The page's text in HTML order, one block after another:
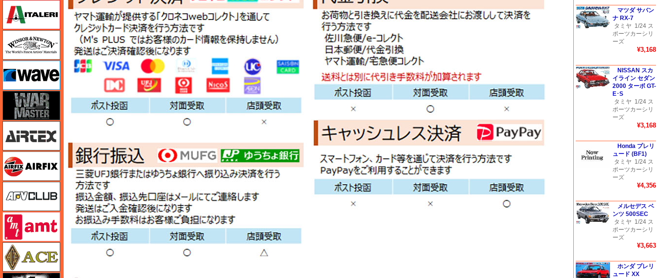
マツダ サバン
ナ RX-7
タミヤ 1/24 ス
ポーツカーシリ
ーズ
¥3,168
NISSAN スカ
イライン セダン
2000 ターボ GT-
E･S
タミヤ 1/24 ス
ポーツカーシリ
ーズ
¥3,168
Honda プレリ
ュード (BF1)
タミヤ 1/24 ス
ポーツカーシリ
ーズ
¥4,356
メルセデス ベ
ンツ 500SEC
タミヤ 1/24 ス
ポーツカーシリ
ーズ
¥3,663
ホンダ プレリ
ュード XX
イタレリ
ウインザー＆ニュートン
ウェーブ
ウォーマスターズ
エアフィックス
AFVクラブ